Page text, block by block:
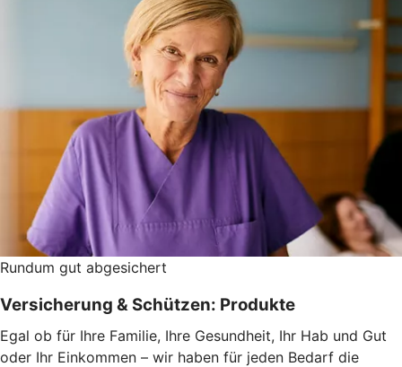
Rundum gut abgesichert
Versicherung & Schützen: Produkte
Egal ob für Ihre Familie, Ihre Gesundheit, Ihr Hab und Gut
oder Ihr Einkommen – wir haben für jeden Bedarf die